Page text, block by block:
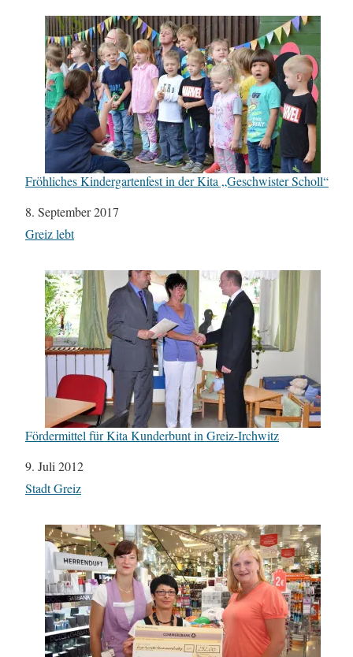
Fröhliches Kindergartenfest in der Kita „Geschwister Scholl“
Datum
8. September 2017
In Bezug auf
Greiz lebt
Fördermittel für Kita Kunderbunt in Greiz-Irchwitz
Datum
9. Juli 2012
In Bezug auf
Stadt Greiz